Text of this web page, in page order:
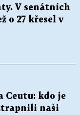
V senátních
o 27 křesel v
Ceutu: kdo je
naši